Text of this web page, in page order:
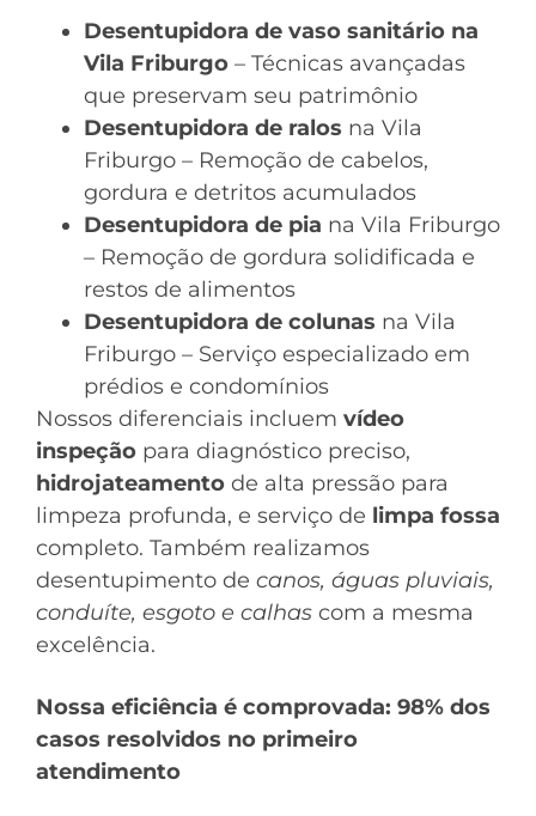
Desentupidora de vaso sanitário na
Vila Friburgo – Técnicas avançadas
que preservam seu patrimônio
Desentupidora de ralos na Vila
Friburgo – Remoção de cabelos,
gordura e detritos acumulados
Desentupidora de pia na Vila Friburgo
– Remoção de gordura solidificada e
restos de alimentos
Desentupidora de colunas na Vila
Friburgo – Serviço especializado em
prédios e condomínios
Nossos diferenciais incluem vídeo
inspeção para diagnóstico preciso,
hidrojateamento de alta pressão para
limpeza profunda, e serviço de limpa fossa
completo. Também realizamos
desentupimento de canos, águas pluviais,
conduíte, esgoto e calhas com a mesma
excelência.
Nossa eficiência é comprovada: 98% dos
casos resolvidos no primeiro
atendimento